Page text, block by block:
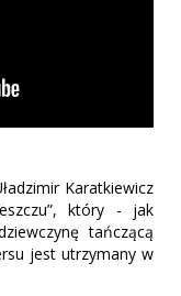
Karatkiewicz
który - jak
tańczącą
jest utrzymany w